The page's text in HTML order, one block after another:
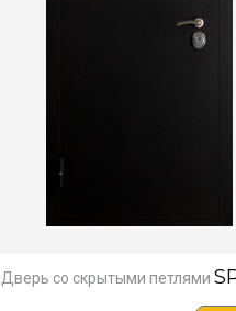
Дверь со скрытыми петлями